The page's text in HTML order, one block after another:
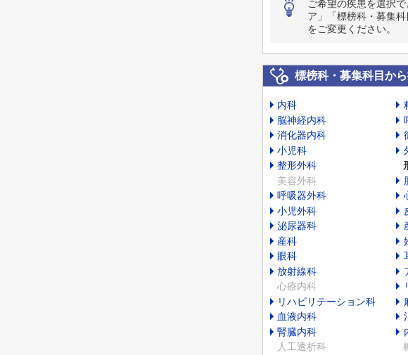
ご希望の疾患を選択
ア」「標榜科・募集科
をご変更ください。
標榜科・募集科目か
内科
脳神経内科
消化器内科
小児科
整形外科
美容外科
呼吸器外科
小児外科
泌尿器科
産科
眼科
放射線科
心療内科
リハビリテーション科
血液内科
腎臓内科
人工透析科